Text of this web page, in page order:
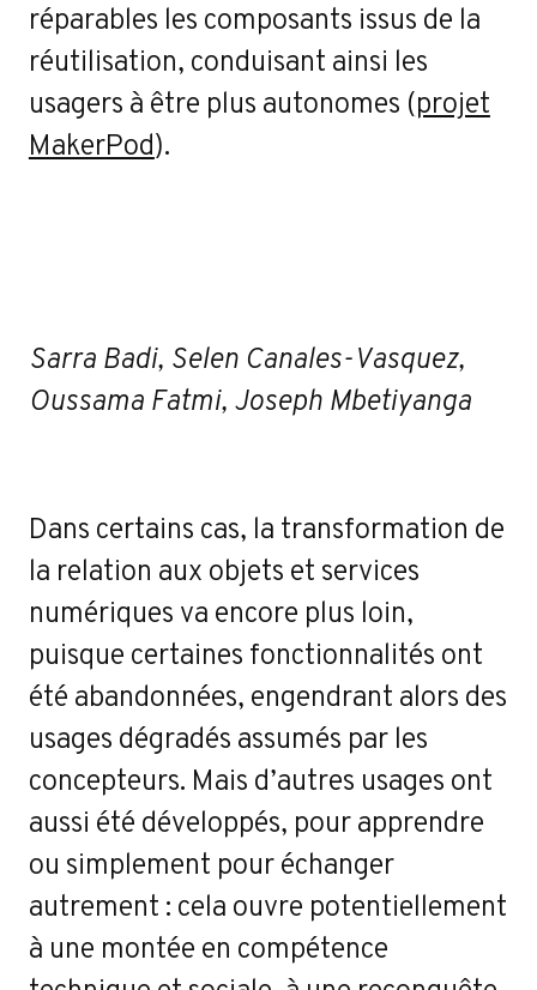
réparables les composants issus de la
réutilisation, conduisant ainsi les
usagers à être plus autonomes (projet
MakerPod).
Sarra Badi, Selen Canales-Vasquez,
Oussama Fatmi, Joseph Mbetiyanga
Dans certains cas, la transformation de
la relation aux objets et services
numériques va encore plus loin,
puisque certaines fonctionnalités ont
été abandonnées, engendrant alors des
usages dégradés assumés par les
concepteurs. Mais d’autres usages ont
aussi été développés, pour apprendre
ou simplement pour échanger
autrement : cela ouvre potentiellement
à une montée en compétence